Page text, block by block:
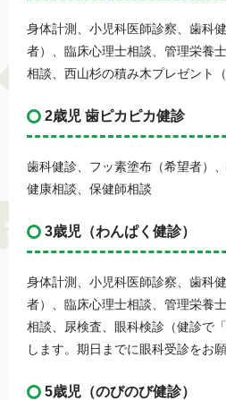
身体計測、小児科医師診察、歯科
者）、臨床心理士相談、管理栄養
相談、西山杉の積み木プレゼント
2歳児 歯ピカピカ健診
歯科健診、フッ素塗布（希望者）
健康相談、保健師相談
3歳児（わんぱく健診）
身体計測、小児科医師診察、歯科
者）、臨床心理士相談、管理栄養
相談、尿検査、眼科検診（健診で
します。期日までに眼科受診をお
5歳児（のびのび健診）